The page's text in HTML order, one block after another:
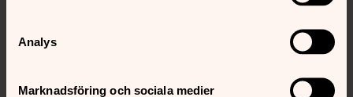
Analys
Marknadsföring och sociala medier
Kalender